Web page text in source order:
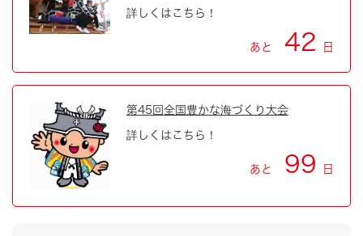
詳しくはこちら！
あと 42 日
第45回全国豊かな海づくり大会
詳しくはこちら！
あと 99 日